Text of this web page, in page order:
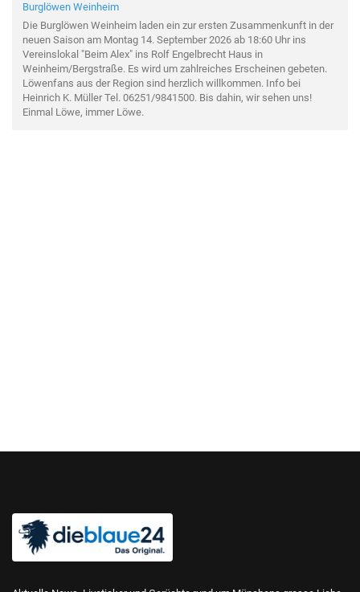
Burglöwen Weinheim
Die Burglöwen Weinheim laden ein zur ersten Zusammenkunft in der
neuen Saison am Montag 14. September 2026 ab 18:60 Uhr ins
Vereinslokal "Beim Alex" ins Rolf Engelbrecht Haus in
Weinheim/Bergstraße. Es wird um zahlreiches Erscheinen gebeten.
Löwenfans aus der Region sind herzlich willkommen. Info bei
Heinrich K. Müller Tel. 06251/9841500. Bis dahin, wir sehen uns!
Einmal Löwe, immer Löwe.